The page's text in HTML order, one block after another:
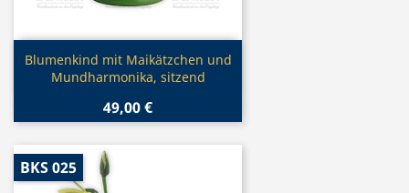
Vorschau
Blumenkind mit Maikätzchen und
Mundharmonika, sitzend
49,00 €
BKS 025